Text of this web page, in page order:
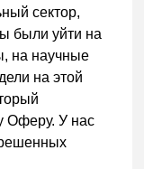
сектор,
были уйти на
на научные
на этой
Оферу. У нас